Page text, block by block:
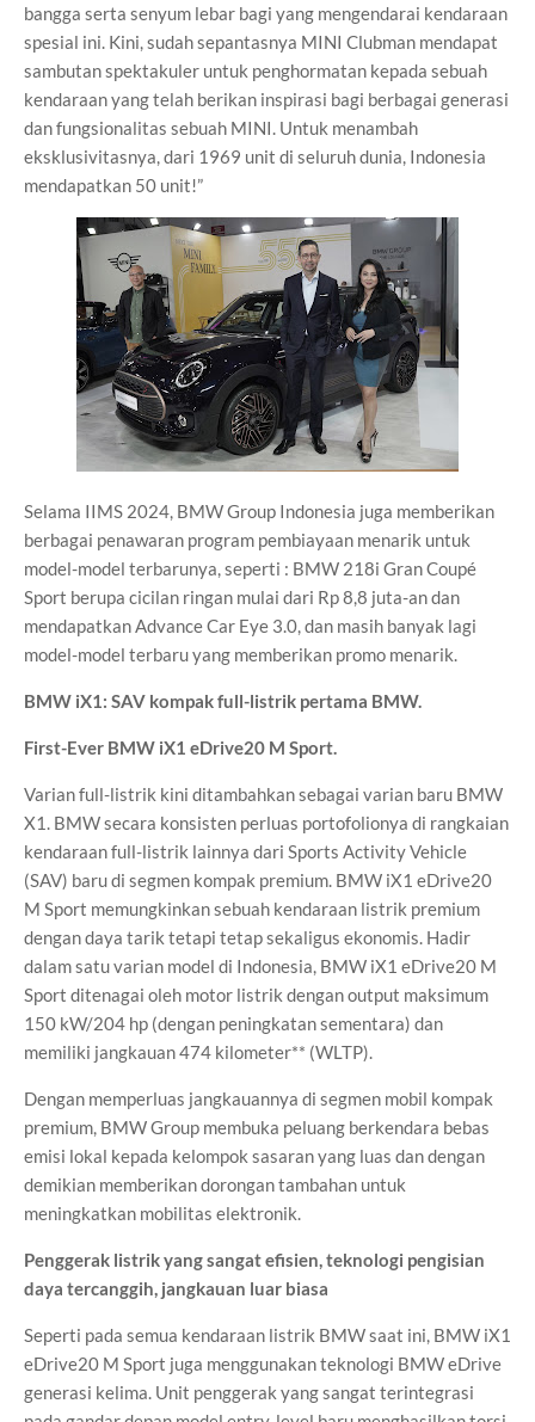
bangga serta senyum lebar bagi yang mengendarai kendaraan
spesial ini. Kini, sudah sepantasnya MINI Clubman mendapat
sambutan spektakuler untuk penghormatan kepada sebuah
kendaraan yang telah berikan inspirasi bagi berbagai generasi
dan fungsionalitas sebuah MINI. Untuk menambah
eksklusivitasnya, dari 1969 unit di seluruh dunia, Indonesia
mendapatkan 50 unit!”
Selama IIMS 2024, BMW Group Indonesia juga memberikan
berbagai penawaran program pembiayaan menarik untuk
model-model terbarunya, seperti : BMW 218i Gran Coupé
Sport berupa cicilan ringan mulai dari Rp 8,8 juta-an dan
mendapatkan Advance Car Eye 3.0, dan masih banyak lagi
model-model terbaru yang memberikan promo menarik.
BMW iX1: SAV kompak full-listrik pertama BMW.
First-Ever BMW iX1 eDrive20 M Sport.
Varian full-listrik kini ditambahkan sebagai varian baru BMW
X1. BMW secara konsisten perluas portofolionya di rangkaian
kendaraan full-listrik lainnya dari Sports Activity Vehicle
(SAV) baru di segmen kompak premium. BMW iX1 eDrive20
M Sport memungkinkan sebuah kendaraan listrik premium
dengan daya tarik tetapi tetap sekaligus ekonomis. Hadir
dalam satu varian model di Indonesia, BMW iX1 eDrive20 M
Sport ditenagai oleh motor listrik dengan output maksimum
150 kW/204 hp (dengan peningkatan sementara) dan
memiliki jangkauan 474 kilometer** (WLTP).
Dengan memperluas jangkauannya di segmen mobil kompak
premium, BMW Group membuka peluang berkendara bebas
emisi lokal kepada kelompok sasaran yang luas dan dengan
demikian memberikan dorongan tambahan untuk
meningkatkan mobilitas elektronik.
Penggerak listrik yang sangat efisien, teknologi pengisian
daya tercanggih, jangkauan luar biasa
Seperti pada semua kendaraan listrik BMW saat ini, BMW iX1
eDrive20 M Sport juga menggunakan teknologi BMW eDrive
generasi kelima. Unit penggerak yang sangat terintegrasi